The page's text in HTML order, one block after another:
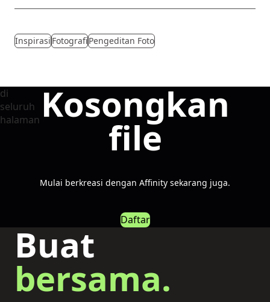
Inspirasi FotografiPengeditan Foto
Kosongkan
file
Mulai berkreasi dengan Affinity sekarang juga.
Daftar
Buat
bersama.